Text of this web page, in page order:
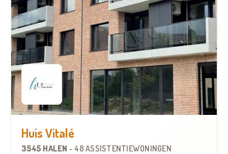
Huis Vitalé
3545 HALEN -48 ASSISTENTIEWONINGEN